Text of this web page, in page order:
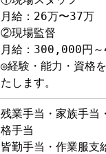
月給：26万〜37万
②現場監督
月給：300,000円
◎経験・能力・資格
たします。
残業手当・家族手当
格手当
皆勤手当・作業服支